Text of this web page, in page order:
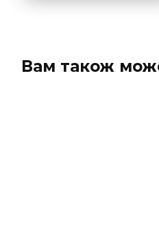
Вам також